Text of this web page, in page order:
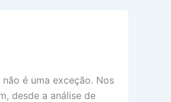
é uma exceção. Nos
desde a análise de